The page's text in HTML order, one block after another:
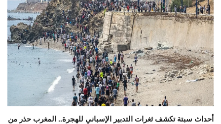
أحداث سبتة تكشف ثغرات التدبير الإسباني للهجرة.. المغرب حذر من